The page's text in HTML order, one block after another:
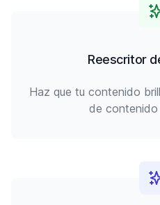
Reescritor
Haz que tu contenido
de